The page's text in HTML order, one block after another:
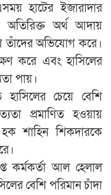
হাটের ইজারাদার
অতিরিক্ত অর্থ আদায়
তাঁদের অভিযোগ করে।
করে এবং হাসিলের
পায়।
হাসিলের চেয়ে বেশি
প্রমাণিত হওয়ায়
শাহিন শিকদারকে
কর্মকর্তা আল হেলাল
বেশি পরিমান চাঁদা